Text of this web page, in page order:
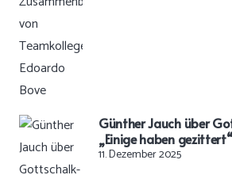
Günther Jauch über
„Einige haben gezittert“
11. Dezember 2025